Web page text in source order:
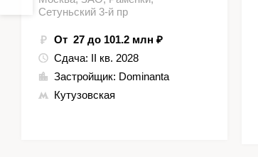
Сетуньский 3-й пр
От 27 до 101.2 млн ₽
Сдача: II кв. 2028
Застройщик: Dominanta
Кутузовская